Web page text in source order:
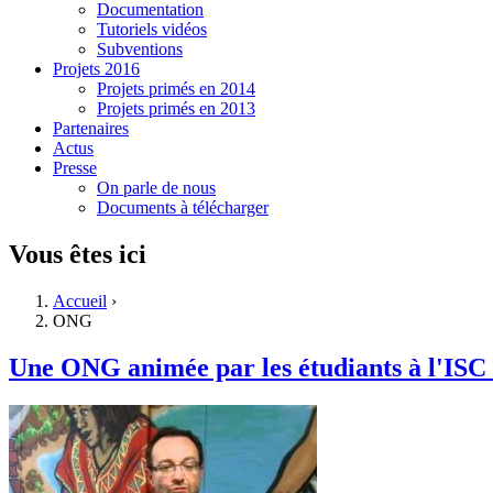
Documentation
Tutoriels vidéos
Subventions
Projets 2016
Projets primés en 2014
Projets primés en 2013
Partenaires
Actus
Presse
On parle de nous
Documents à télécharger
Vous êtes ici
Accueil ›
ONG
Une ONG animée par les étudiants à